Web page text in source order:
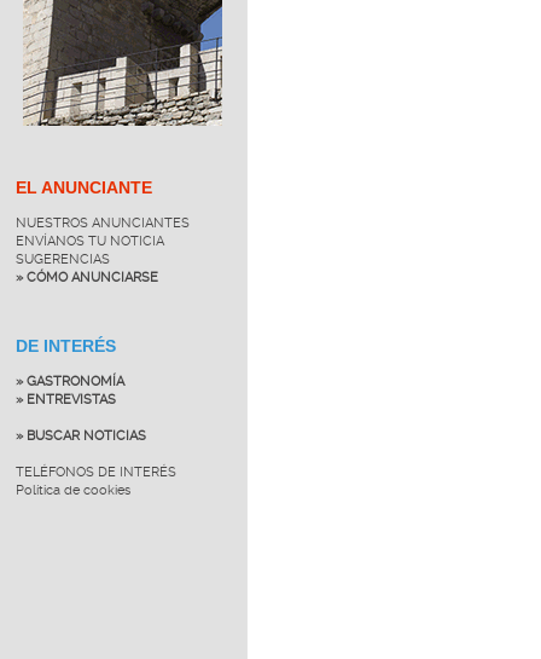
EL ANUNCIANTE
NUESTROS ANUNCIANTES
ENVÍANOS TU NOTICIA
SUGERENCIAS
» CÓMO ANUNCIARSE
DE INTERÉS
» GASTRONOMÍA
» ENTREVISTAS
» BUSCAR NOTICIAS
TELÉFONOS DE INTERÉS
Política de cookies